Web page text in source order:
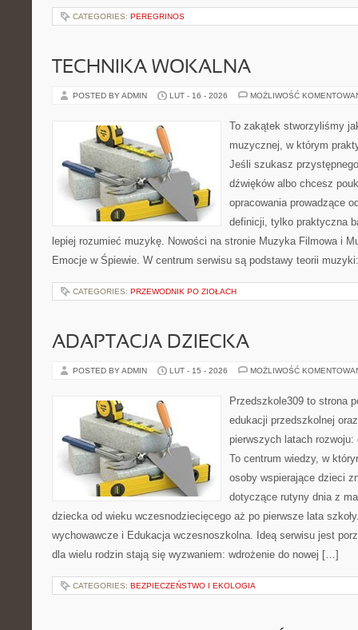
CATEGORIES: PEREGRINOS
TECHNIKA WOKALNA
POSTED BY ADMIN LUT - 16 - 2026 MOŻLIWOŚĆ
To zakątek stworzyliśmy
muzycznej, w którym
Jeśli szukasz
dźwięków albo chcesz
opracowania prowadzące
definicji, tylko praktyczna
lepiej rozumieć muzykę. Nowości na stronie Muzyka Filmowa i
Emocje w Śpiewie. W centrum serwisu są podstawy teorii
CATEGORIES: PRZEWODNIK PO ZIOŁACH
ADAPTACJA DZIECKA
POSTED BY ADMIN LUT - 15 - 2026 MOŻLIWOŚĆ
Przedszkole309 to strona
edukacji przedszkolnej
pierwszych latach
To centrum wiedzy, w
osoby wspierające dzieci
dotyczące rutyny dnia z
dziecka od wieku wczesnodziecięcego aż po pierwsze lata
wychowawcze i Edukacja wczesnoszkolna. Ideą serwisu jest
dla wielu rodzin stają się wyzwaniem: wdrożenie do nowej […]
CATEGORIES: BEZPIECZEŃSTWO I EKOLOGIA